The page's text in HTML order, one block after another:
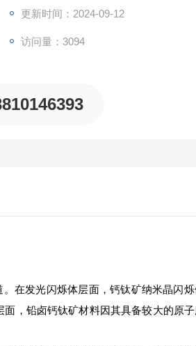
更新时间：2024-09-12
访问量：3094
在发光闪烁体层面，钙钛矿纳米晶闪
，铅卤钙钛矿材料因其具备较大的原